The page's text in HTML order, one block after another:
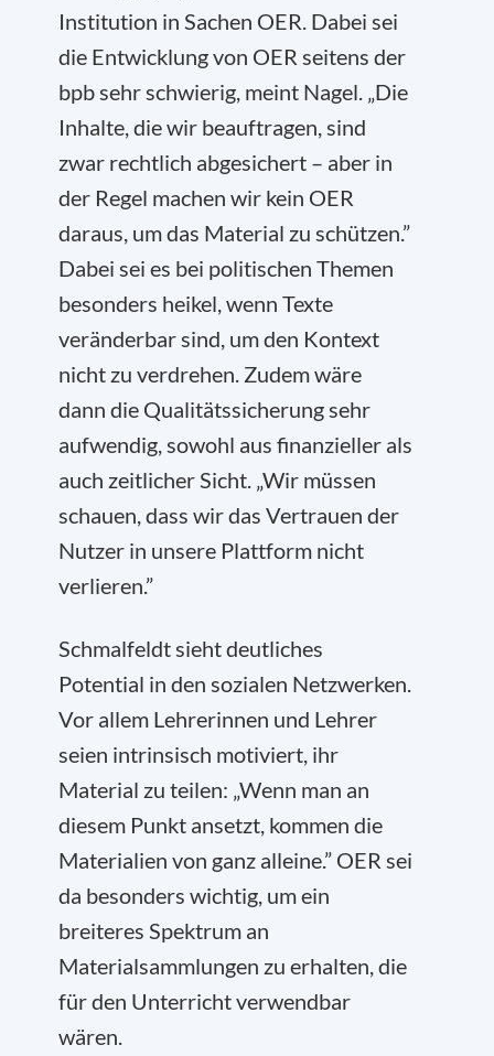
Institution in Sachen OER. Dabei sei
die Entwicklung von OER seitens der
bpb sehr schwierig, meint Nagel. „Die
Inhalte, die wir beauftragen, sind
zwar rechtlich abgesichert – aber in
der Regel machen wir kein OER
daraus, um das Material zu schützen.”
Dabei sei es bei politischen Themen
besonders heikel, wenn Texte
veränderbar sind, um den Kontext
nicht zu verdrehen. Zudem wäre
dann die Qualitätssicherung sehr
aufwendig, sowohl aus finanzieller als
auch zeitlicher Sicht. „Wir müssen
schauen, dass wir das Vertrauen der
Nutzer in unsere Plattform nicht
verlieren.”
Schmalfeldt sieht deutliches
Potential in den sozialen Netzwerken.
Vor allem Lehrerinnen und Lehrer
seien intrinsisch motiviert, ihr
Material zu teilen: „Wenn man an
diesem Punkt ansetzt, kommen die
Materialien von ganz alleine.” OER sei
da besonders wichtig, um ein
breiteres Spektrum an
Materialsammlungen zu erhalten, die
für den Unterricht verwendbar
wären.